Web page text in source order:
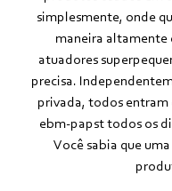
simplesmente, onde
maneira altamente
atuadores
precisa.
privada, todos
ebm‑papst todos os
Você sabia que